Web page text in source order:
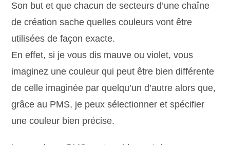
Son but et que chacun de secteurs d’une chaîne
de création sache quelles couleurs vont être
utilisées de façon exacte.
En effet, si je vous dis mauve ou violet, vous
imaginez une couleur qui peut être bien différente
de celle imaginée par quelqu’un d’autre alors que,
grâce au PMS, je peux sélectionner et spécifier
une couleur bien précise.